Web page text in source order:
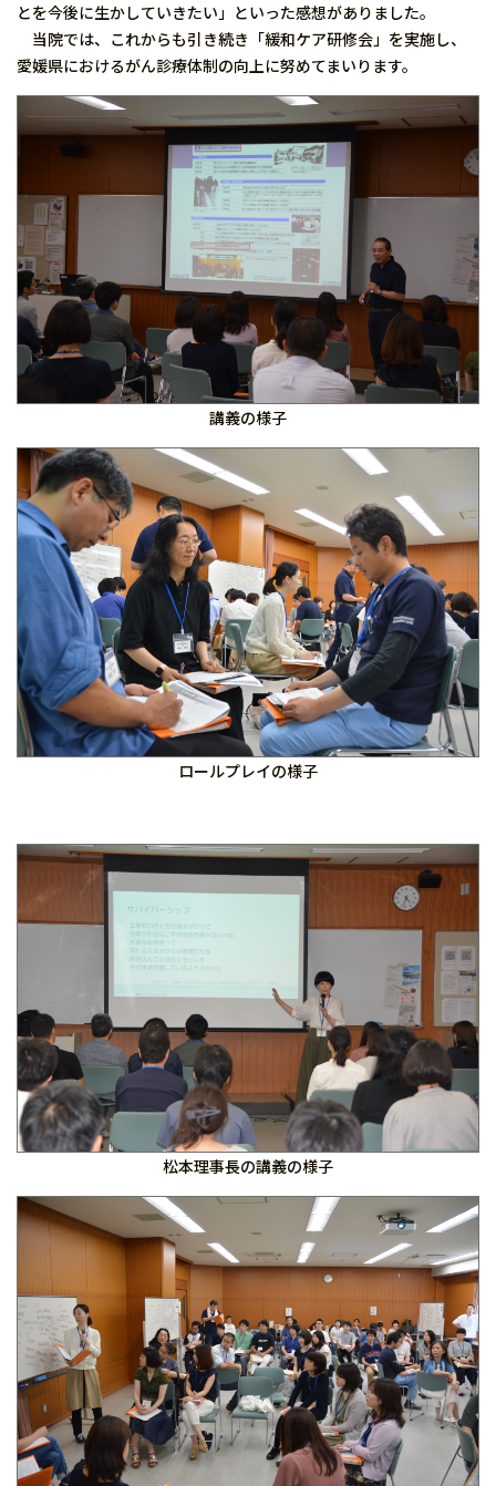
とを今後に生かしていきたい」といった感想がありました。
当院では、これからも引き続き「緩和ケア研修会」を実施し、
愛媛県におけるがん診療体制の向上に努めてまいります。
講義の様子
ロールプレイの様子
松本理事長の講義の様子